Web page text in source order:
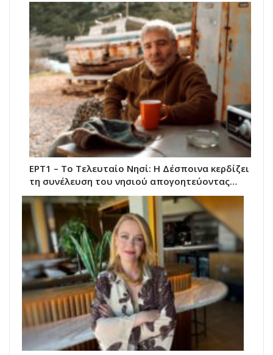
ΕΡΤ1 – Το Τελευταίο Νησί: Η Δέσποινα κερδίζει
τη συνέλευση του νησιού απογοητεύοντας…